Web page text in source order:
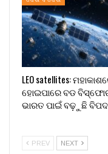
LEO satellites:
ହୋଇପାରେ ବଡ
ଭାରତ ପାଇଁ ବଢ଼ୁଛି
PREV NEXT